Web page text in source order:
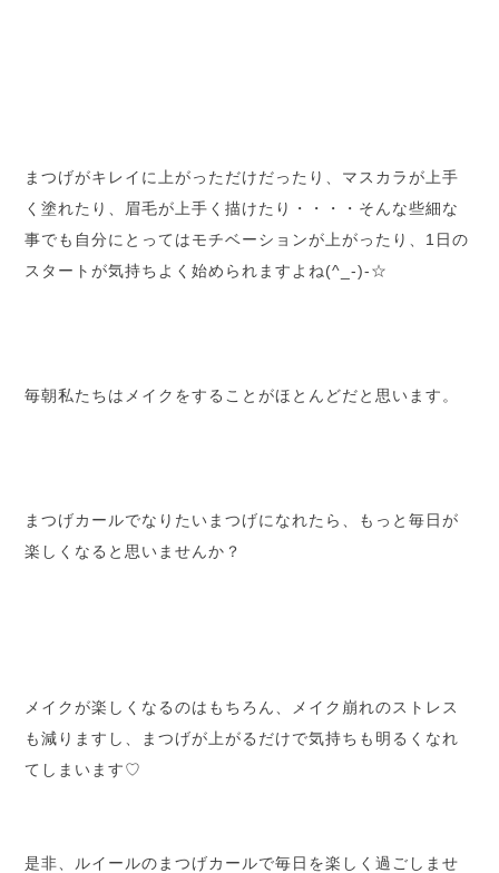
まつげがキレイに上がっただけだったり、マスカラが上手
く塗れたり、眉毛が上手く描けたり・・・・そんな些細な
事でも自分にとってはモチベーションが上がったり、1日の
スタートが気持ちよく始められますよね(^_-)-☆
毎朝私たちはメイクをすることがほとんどだと思います。
まつげカールでなりたいまつげになれたら、もっと毎日が
楽しくなると思いませんか？
メイクが楽しくなるのはもちろん、メイク崩れのストレス
も減りますし、まつげが上がるだけで気持ちも明るくなれ
てしまいます♡
是非、ルイールのまつげカールで毎日を楽しく過ごしませ